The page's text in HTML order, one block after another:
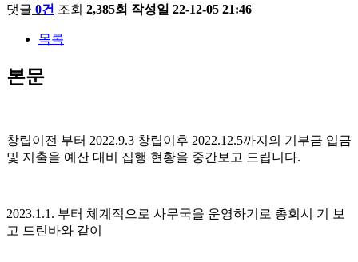
댓글 0건 조회 2,385회 작성일 22-12-05 21:46
목록
본문
창립이전 부터 2022.9.3 창립이후 2022.12.5까지의 기부금 입금
및 지출을 예산 대비 집행 현황을 중간보고 드립니다.
2023.1.1. 부터 체계적으로 사무국을 운영하기로 총회시 기 보
고 드린바와 같이